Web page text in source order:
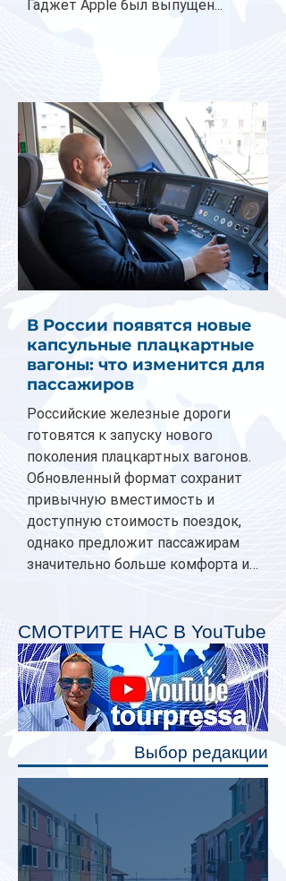
Гаджет Apple был выпущен...
В России появятся новые
капсульные плацкартные
вагоны: что изменится для
пассажиров
Российские железные дороги
готовятся к запуску нового
поколения плацкартных вагонов.
Обновленный формат сохранит
привычную вместимость и
доступную стоимость поездок,
однако предложит пассажирам
значительно больше комфорта и
планируется начать в 2027 году.
Одним из главных нововведений
станут индивидуальные шторки у
каждого спального места. Они
позволят пассажирам закрыть свою
полку во время сна или отдыха,
СМОТРИТЕ НАС В YouTube
Выбор редакции